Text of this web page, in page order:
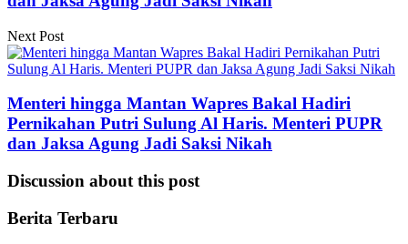
Next Post
Menteri hingga Mantan Wapres Bakal Hadiri
Pernikahan Putri Sulung Al Haris. Menteri PUPR
dan Jaksa Agung Jadi Saksi Nikah
Discussion about this post
Berita Terbaru